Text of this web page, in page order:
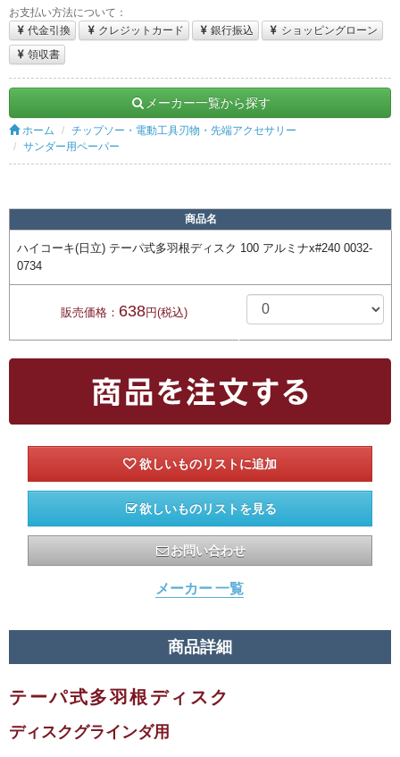
お支払い方法について：
代金引換
クレジットカード 銀行振込
ショッピングローン
領収書
メーカー一覧から探す
ホーム
チップソー・電動工具刃物・先端アクセサリー
サンダー用ペーパー
商品名
ハイコーキ(日立) テーパ式多羽根ディスク 100 アルミナx#240 0032-
0734
販売価格： 638円(税込)
欲しいものリストを見る
お問い合わせ
メーカー 一覧
商品詳細
テーパ式多羽根ディスク
ディスクグラインダ用